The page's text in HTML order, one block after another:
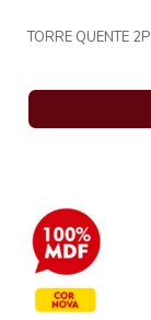
TORRE QUENTE